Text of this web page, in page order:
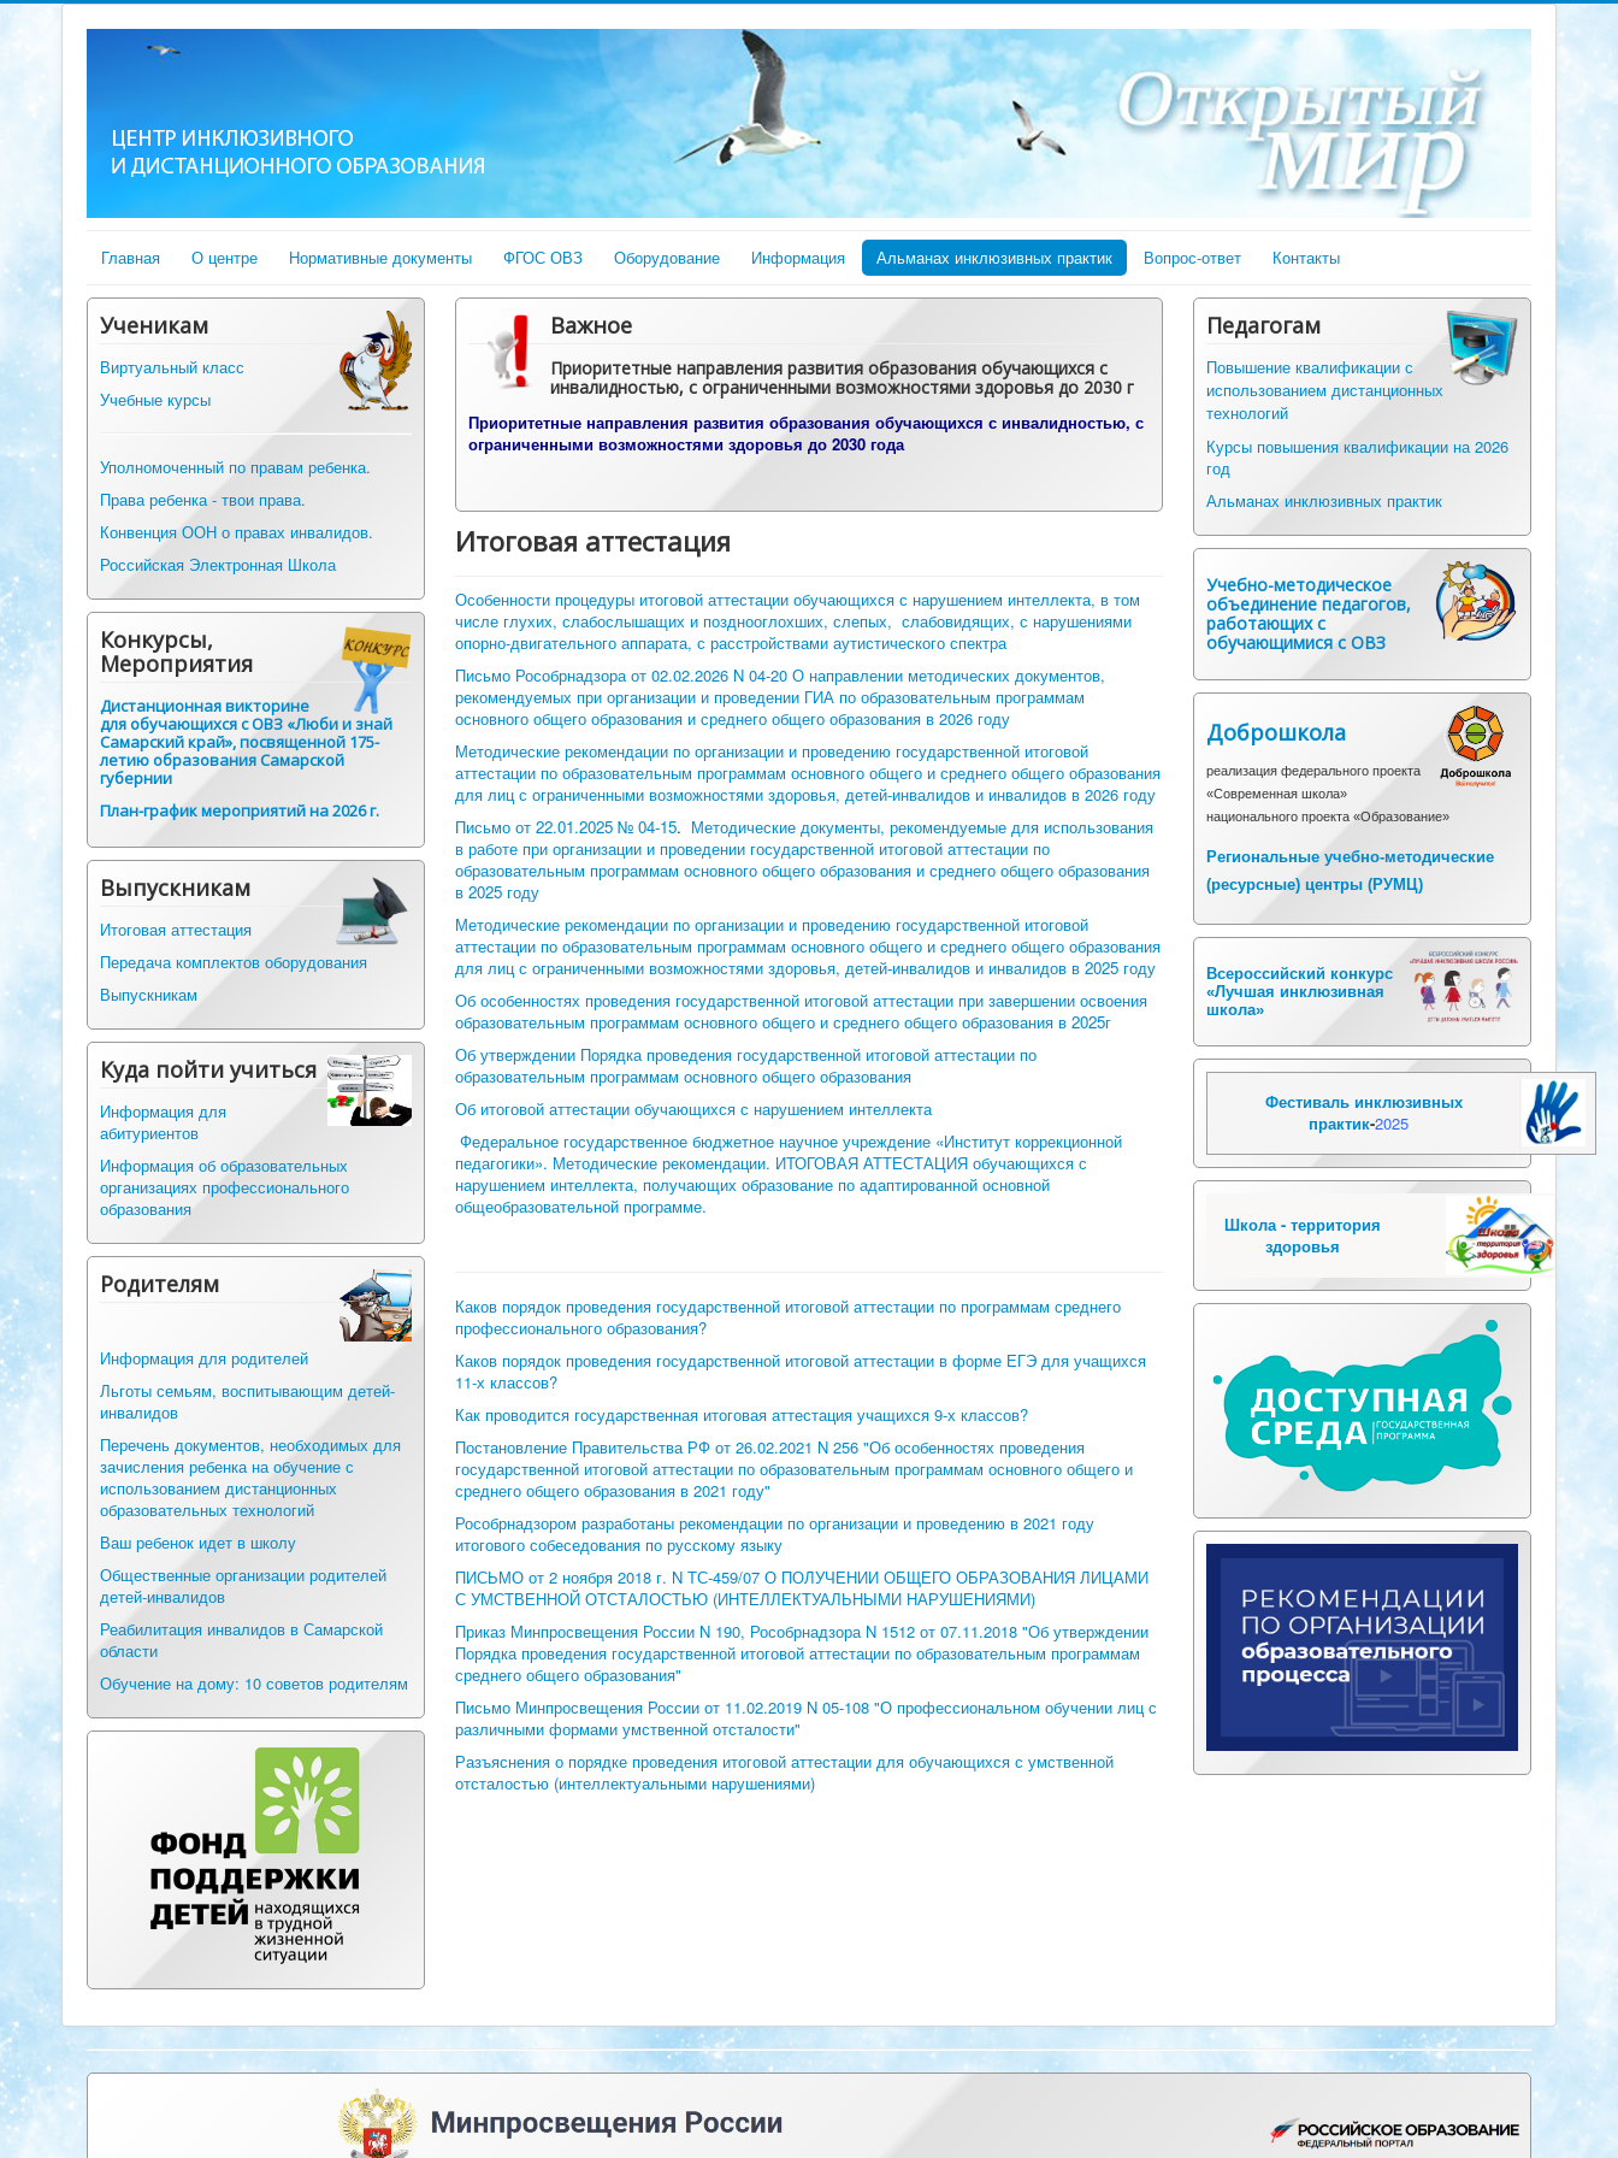
Главная О центре Нормативные документы ФГОС ОВЗ Оборудование Информация Альманах инклюзивных практик Вопрос-ответ Контакты
Ученикам
Виртуальный класс
Учебные курсы
Уполномоченный по правам ребенка.
Права ребенка - твои права.
Конвенция ООН о правах инвалидов.
Российская Электронная Школа
Конкурсы,
Мероприятия
Дистанционная викторине
для обучающихся с ОВЗ «Люби и знай
Самарский край», посвященной 175-
летию образования Самарской
губернии
План-график мероприятий на 2026 г.
Выпускникам
Итоговая аттестация
Передача комплектов оборудования
Выпускникам
Куда пойти учиться
Информация для
абитуриентов
Информация об образовательных
организациях профессионального
образования
Родителям
Информация для родителей
Льготы семьям, воспитывающим детей-
инвалидов
Перечень документов, необходимых для
зачисления ребенка на обучение с
использованием дистанционных
образовательных технологий
Ваш ребенок идет в школу
Общественные организации родителей
детей-инвалидов
Реабилитация инвалидов в Самарской
области
Обучение на дому: 10 советов родителям
Важное
Приоритетные направления развития образования обучающихся с
инвалидностью, с ограниченными возможностями здоровья до 2030 г
Приоритетные направления развития образования обучающихся с инвалидностью, с
ограниченными возможностями здоровья до 2030 года
Итоговая аттестация
Особенности процедуры итоговой аттестации обучающихся с нарушением интеллекта, в том
числе глухих, слабослышащих и позднооглохших, слепых, слабовидящих, с нарушениями
опорно-двигательного аппарата, с расстройствами аутистического спектра
Письмо Рособрнадзора от 02.02.2026 N 04-20 О направлении методических документов,
рекомендуемых при организации и проведении ГИА по образовательным программам
основного общего образования и среднего общего образования в 2026 году
Методические рекомендации по организации и проведению государственной итоговой
аттестации по образовательным программам основного общего и среднего общего образования
для лиц с ограниченными возможностями здоровья, детей-инвалидов и инвалидов в 2026 году
Письмо от 22.01.2025 № 04-15. Методические документы, рекомендуемые для использования
в работе при организации и проведении государственной итоговой аттестации по
образовательным программам основного общего образования и среднего общего образования
в 2025 году
Методические рекомендации по организации и проведению государственной итоговой
аттестации по образовательным программам основного общего и среднего общего образования
для лиц с ограниченными возможностями здоровья, детей-инвалидов и инвалидов в 2025 году
Об особенностях проведения государственной итоговой аттестации при завершении освоения
образовательным программам основного общего и среднего общего образования в 2025г
Об утверждении Порядка проведения государственной итоговой аттестации по
образовательным программам основного общего образования
Об итоговой аттестации обучающихся с нарушением интеллекта
Федеральное государственное бюджетное научное учреждение «Институт коррекционной
педагогики». Методические рекомендации. ИТОГОВАЯ АТТЕСТАЦИЯ обучающихся с
нарушением интеллекта, получающих образование по адаптированной основной
общеобразовательной программе.
Каков порядок проведения государственной итоговой аттестации по программам среднего
профессионального образования?
Каков порядок проведения государственной итоговой аттестации в форме ЕГЭ для учащихся
11-х классов?
Как проводится государственная итоговая аттестация учащихся 9-х классов?
Постановление Правительства РФ от 26.02.2021 N 256 "Об особенностях проведения
государственной итоговой аттестации по образовательным программам основного общего и
среднего общего образования в 2021 году"
Рособрнадзором разработаны рекомендации по организации и проведению в 2021 году
итогового собеседования по русскому языку
ПИСЬМО от 2 ноября 2018 г. N ТС-459/07 О ПОЛУЧЕНИИ ОБЩЕГО ОБРАЗОВАНИЯ ЛИЦАМИ
С УМСТВЕННОЙ ОТСТАЛОСТЬЮ (ИНТЕЛЛЕКТУАЛЬНЫМИ НАРУШЕНИЯМИ)
Приказ Минпросвещения России N 190, Рособрнадзора N 1512 от 07.11.2018 "Об утверждении
Порядка проведения государственной итоговой аттестации по образовательным программам
среднего общего образования"
Письмо Минпросвещения России от 11.02.2019 N 05-108 "О профессиональном обучении лиц с
различными формами умственной отсталости"
Разъяснения о порядке проведения итоговой аттестации для обучающихся с умственной
отсталостью (интеллектуальными нарушениями)
Педагогам
Повышение квалификации с
использованием дистанционных
технологий
Курсы повышения квалификации на 2026
год
Альманах инклюзивных практик
Учебно-методическое
объединение педагогов,
работающих с
обучающимися с ОВЗ
Доброшкола
реализация федерального проекта
«Современная школа»
национального проекта «Образование»
Региональные учебно-методические
(ресурсные) центры (РУМЦ)
Всероссийский конкурс
«Лучшая инклюзивная
школа»
Фестиваль инклюзивных
практик-2025
Школа - территория
здоровья